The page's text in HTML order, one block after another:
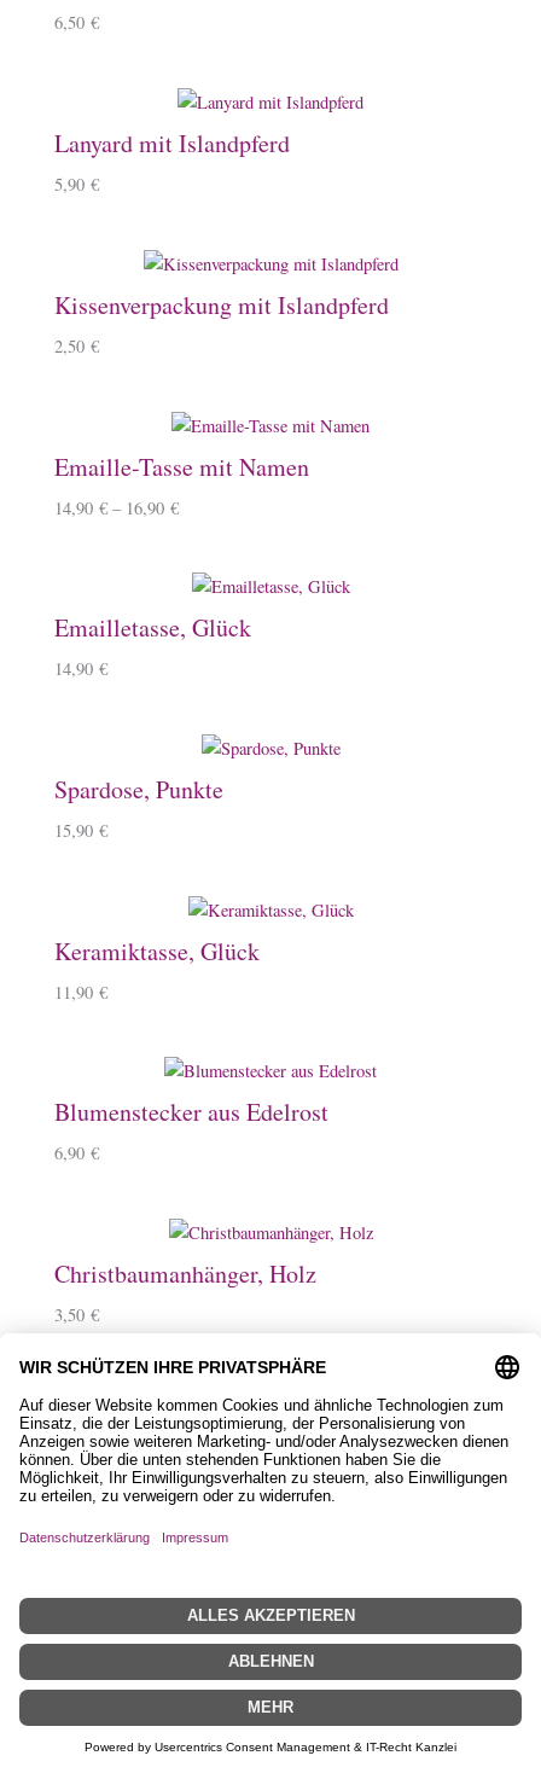
6,50 €
Lanyard mit Islandpferd
5,90 €
Kissenverpackung mit Islandpferd
2,50 €
Emaille-Tasse mit Namen
14,90 € – 16,90 €
Emailletasse, Glück
14,90 €
Spardose, Punkte
15,90 €
Keramiktasse, Glück
11,90 €
Blumenstecker aus Edelrost
6,90 €
Christbaumanhänger, Holz
3,50 €
Magnet aus Holz
2,50€–3,50€
Schlüsselanhänger, Holz mit Islandpferd
9,90€
Filztasche, Love mit Islandpferd